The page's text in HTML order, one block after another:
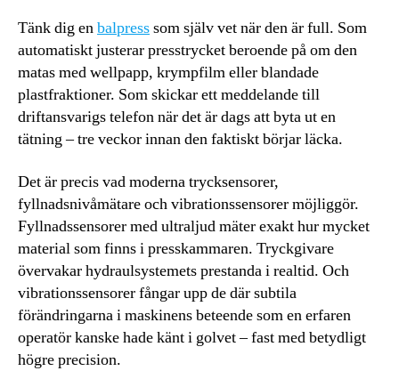
Tänk dig enbalpresssom själv vet när den är full. Som
automatiskt justerar presstrycket beroende på om den
matas med wellpapp, krympfilm eller blandade
plastfraktioner. Som skickar ett meddelande till
driftansvarigs telefon när det är dags att byta ut en
tätning – tre veckor innan den faktiskt börjar läcka.
Det är precis vad moderna trycksensorer,
fyllnadsnivåmätare och vibrationssensorer möjliggör.
Fyllnadssensorer med ultraljud mäter exakt hur mycket
material som finns i presskammaren. Tryckgivare
övervakar hydraulsystemets prestanda i realtid. Och
vibrationssensorer fångar upp de där subtila
förändringarna i maskinens beteende som en erfaren
operatör kanske hade känt i golvet – fast med betydligt
högre precision.